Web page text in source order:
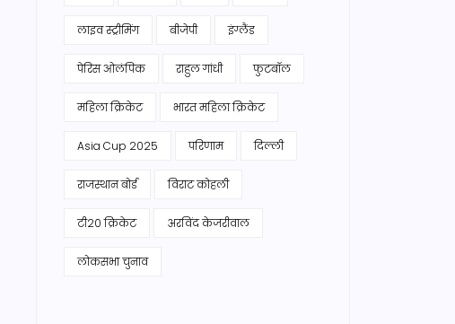
लाइव स्ट्रीमिंग बीजेपी इंग्लैंड
पेरिस ओलंपिक राहुल गांधी फुटबॉल
महिला क्रिकेट भारत महिला क्रिकेट
Asia Cup 2025 परिणाम दिल्ली
राजस्थान बोर्ड विराट कोहली
टी20 क्रिकेट अरविंद केजरीवाल
लोकसभा चुनाव